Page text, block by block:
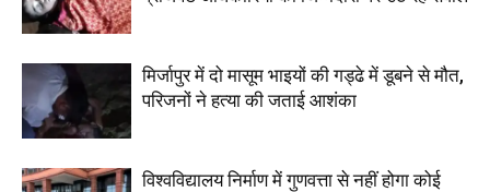
मिर्जापुर में दो मासूम भाइयों की गड्ढे में डूबने से मौत,
परिजनों ने हत्या की जताई आशंका
विश्वविद्यालय निर्माण में गुणवत्ता से नहीं होगा कोई